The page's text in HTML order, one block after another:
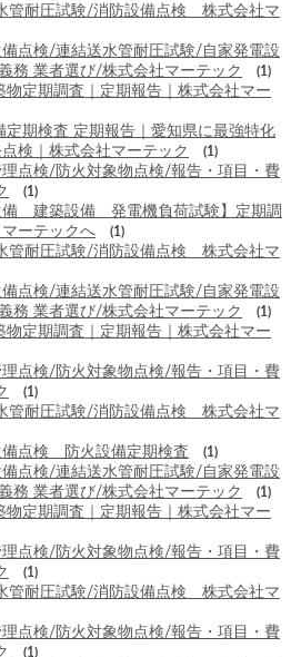
管耐圧試験/消防設備点検 株式会社マ
点検/連結送水管耐圧試験/自家発電設
務 業者選び/株式会社マーテック
(1)
物定期調査｜定期報告｜株式会社マー
定期検査 定期報告｜愛知県に最強特化
検｜株式会社マーテック
(1)
点検/防火対象物点検/報告・項目・費
(1)
備 建築設備 発電機負荷試験】定期調
ーテックへ
(1)
管耐圧試験/消防設備点検 株式会社マ
点検/連結送水管耐圧試験/自家発電設
務 業者選び/株式会社マーテック
(1)
物定期調査｜定期報告｜株式会社マー
点検/防火対象物点検/報告・項目・費
(1)
管耐圧試験/消防設備点検 株式会社マ
点検 防火設備定期検査 (1)
点検/連結送水管耐圧試験/自家発電設
務 業者選び/株式会社マーテック
(1)
物定期調査｜定期報告｜株式会社マー
点検/防火対象物点検/報告・項目・費
(1)
管耐圧試験/消防設備点検 株式会社マ
点検/防火対象物点検/報告・項目・費
(1)